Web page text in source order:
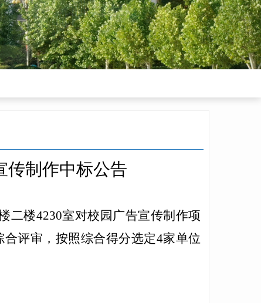
传制作中标公告
二楼4230室对校园广告宣传制作项
合评审，按照综合得分选定4家单位